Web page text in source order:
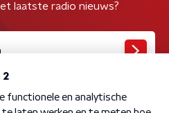
laatste radio nieuws?